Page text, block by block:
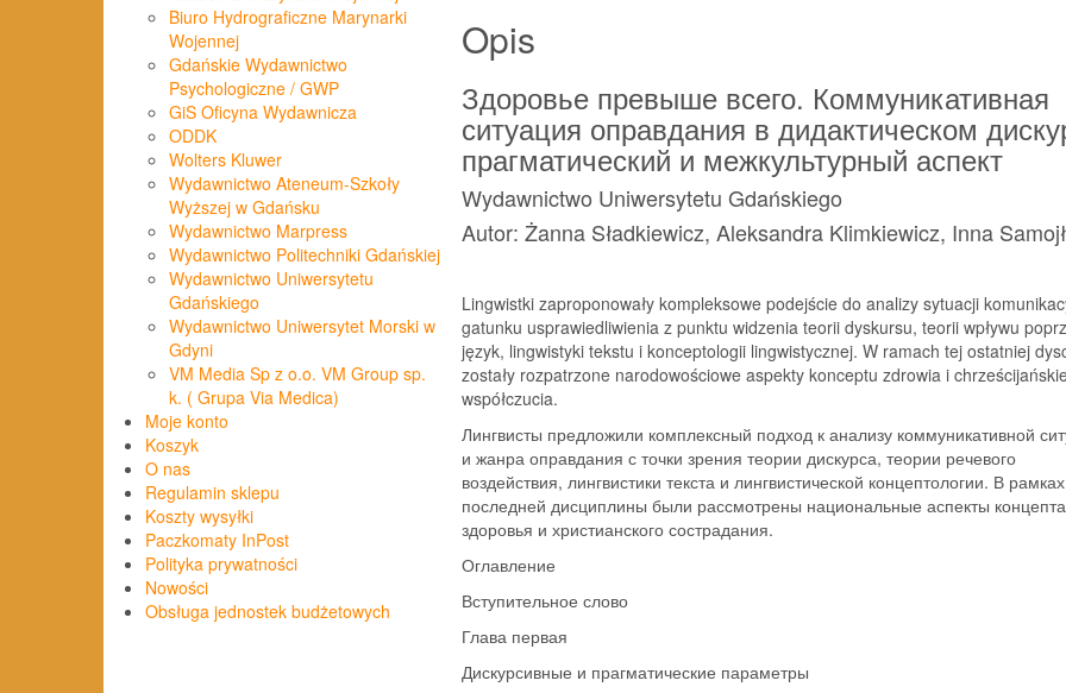
Biuro Hydrograficzne Marynarki
Wojennej
Gdańskie Wydawnictwo
Psychologiczne / GWP
GiS Oficyna Wydawnicza
ODDK
Wolters Kluwer
Wydawnictwo Ateneum-Szkoły
Wyższej w Gdańsku
Wydawnictwo Marpress
Wydawnictwo Politechniki Gdańskiej
Wydawnictwo Uniwersytetu
Gdańskiego
Wydawnictwo Uniwersytet Morski w
Gdyni
VM Media Sp z o.o. VM Group sp.
k. ( Grupa Via Medica)
Moje konto
Koszyk
O nas
Regulamin sklepu
Koszty wysyłki
Paczkomaty InPost
Polityka prywatności
Nowości
Obsługa jednostek budżetowych
Opis
Здоровье превыше всего. Коммуникативная
ситуация оправдания в дидактическом
прагматический и межкультурный аспект
Wydawnictwo Uniwersytetu Gdańskiego
Autor: Żanna Sładkiewicz, Aleksandra Klimkiewicz, Inna
Lingwistki zaproponowały kompleksowe podejście do analizy sytuacji
gatunku usprawiedliwienia z punktu widzenia teorii dyskursu, teorii wpływu
język, lingwistyki tekstu i konceptologii lingwistycznej. W ramach tej ostatniej
zostały rozpatrzone narodowościowe aspekty konceptu zdrowia i
współczucia.
Лингвисты предложили комплексный подход к анализу коммуникативной
и жанра оправдания с точки зрения теории дискурса, теории речевого
воздействия, лингвистики текста и лингвистической концептологии. В рамках
последней дисциплины были рассмотрены национальные аспекты концепта
здоровья и христианского сострадания.
Оглавление
Вступительное слово
Глава первая
Дискурсивные и прагматические параметры